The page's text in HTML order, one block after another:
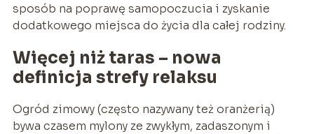
sposób na poprawę samopoczucia i zyskanie
dodatkowego miejsca do życia dla całej rodziny.
Więcej niż taras – nowa
definicja strefy relaksu
Ogród zimowy (często nazywany też oranżerią)
bywa czasem mylony ze zwykłym, zadaszonym i